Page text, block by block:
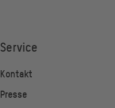
Service
Kontakt
Presse